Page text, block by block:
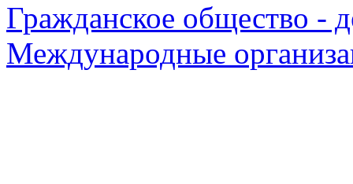
Гражданское общество -
Международные